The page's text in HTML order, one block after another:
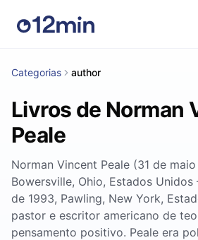
Categorias author
Livros de Norman
Peale
Norman Vincent Peale (31 de
Bowersville, Ohio, Estados
de 1993, Pawling, New York,
pastor e escritor americano de
pensamento positivo. Peale era